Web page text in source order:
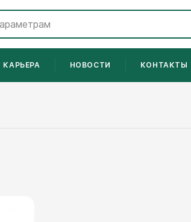
КАРЬЕРА НОВОСТИ КОНТАКТЫ